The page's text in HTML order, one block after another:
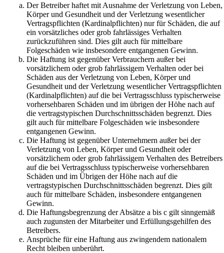
Der Betreiber haftet mit Ausnahme der Verletzung von Leben,
Körper und Gesundheit und der Verletzung wesentlicher
Vertragspflichten (Kardinalpflichten) nur für Schäden, die auf
ein vorsätzliches oder grob fahrlässiges Verhalten
zurückzuführen sind. Dies gilt auch für mittelbare
Folgeschäden wie insbesondere entgangenen Gewinn.
Die Haftung ist gegenüber Verbrauchern außer bei
vorsätzlichem oder grob fahrlässigem Verhalten oder bei
Schäden aus der Verletzung von Leben, Körper und
Gesundheit und der Verletzung wesentlicher Vertragspflichten
(Kardinalpflichten) auf die bei Vertragsschluss typischerweise
vorhersehbaren Schäden und im übrigen der Höhe nach auf
die vertragstypischen Durchschnittsschäden begrenzt. Dies
gilt auch für mittelbare Folgeschäden wie insbesondere
entgangenen Gewinn.
Die Haftung ist gegenüber Unternehmern außer bei der
Verletzung von Leben, Körper und Gesundheit oder
vorsätzlichem oder grob fahrlässigem Verhalten des Betreibers
auf die bei Vertragsschluss typischerweise vorhersehbaren
Schäden und im Übrigen der Höhe nach auf die
vertragstypischen Durchschnittsschäden begrenzt. Dies gilt
auch für mittelbare Schäden, insbesondere entgangenen
Gewinn.
Die Haftungsbegrenzung der Absätze a bis c gilt sinngemäß
auch zugunsten der Mitarbeiter und Erfüllungsgehilfen des
Betreibers.
Ansprüche für eine Haftung aus zwingendem nationalem
Recht bleiben unberührt.